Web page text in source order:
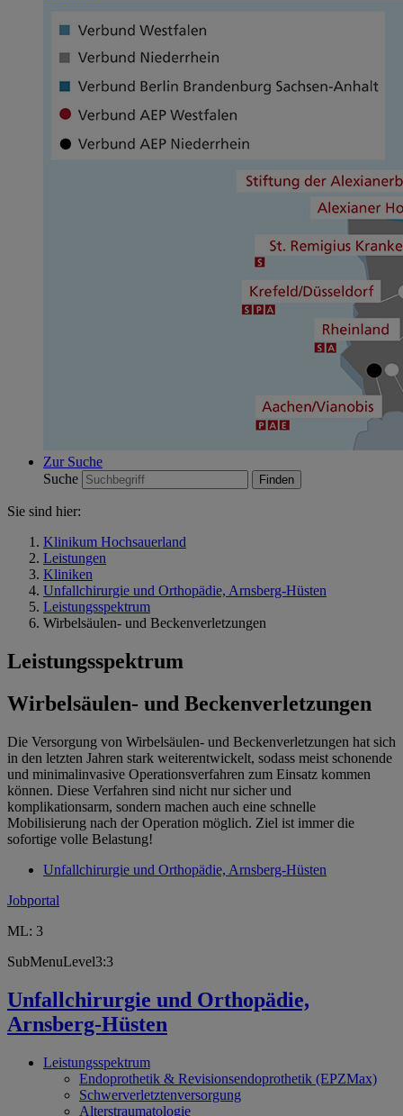
Zur Suche
Suche
Sie sind hier:
Klinikum Hochsauerland
Leistungen
Kliniken
Unfallchirurgie und Orthopädie, Arnsberg-Hüsten
Leistungsspektrum
Wirbelsäulen- und Beckenverletzungen
Leistungsspektrum
Wirbelsäulen- und Beckenverletzungen
Die Versorgung von Wirbelsäulen- und Beckenverletzungen hat sich
in den letzten Jahren stark weiterentwickelt, sodass meist schonende
und minimalinvasive Operationsverfahren zum Einsatz kommen
können. Diese Verfahren sind nicht nur sicher und
komplikationsarm, sondern machen auch eine schnelle
Mobilisierung nach der Operation möglich. Ziel ist immer die
sofortige volle Belastung!
Unfallchirurgie und Orthopädie, Arnsberg-Hüsten
Jobportal
ML: 3
SubMenuLevel3:3
Unfallchirurgie und Orthopädie,
Arnsberg-Hüsten
Leistungsspektrum
Endoprothetik & Revisionsendoprothetik (EPZMax)
Schwerverletztenversorgung
Alterstraumatologie